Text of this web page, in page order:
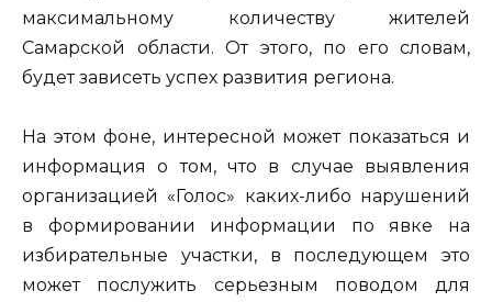
максимальному количеству жителей
Самарской области. От этого, по его словам,
будет зависеть успех развития региона.
На этом фоне, интересной может показаться и
информация о том, что в случае выявления
организацией «Голос» каких-либо нарушений
в формировании информации по явке на
избирательные участки, в последующем это
может послужить серьезным поводом для